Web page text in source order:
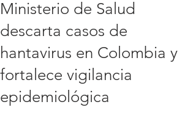
Ministerio de Salud
descarta casos de
hantavirus en Colombia y
fortalece vigilancia
epidemiológica